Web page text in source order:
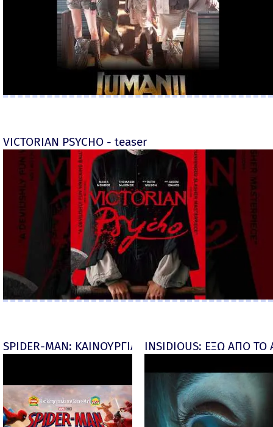
VICTORIAN PSYCHO - teaser
SPIDER-MAN: ΚΑΙΝΟΥΡΓΙΑ ΜΕΡΑ (Spider-Man:
INSIDIOUS: ΕΞΩ ΑΠΟ